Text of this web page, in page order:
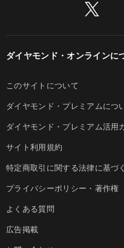
ダイヤモンド・オンラインに
このサイトについて
ダイヤモンド・プレミアムにつ
ダイヤモンド・プレミアム活用
サイト利用規約
特定商取引に関する法律に基づ
プライバシーポリシー・著作権
よくある質問
広告掲載